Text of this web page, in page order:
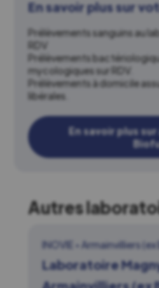
En savoir plus sur
Prélèvements sanguins au
RDV
Prélèvements
mycologiques sur RDV.
Prélèvements à domicile
libérales.
En savoir plus
Autres
INOVIE • Armainvilliers (ex
Laboratoire